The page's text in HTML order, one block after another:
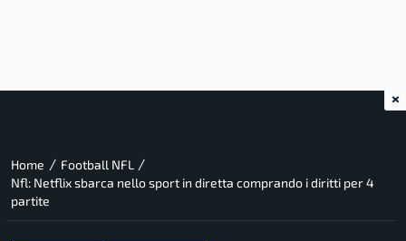
Home / Football NFL /
Nfl: Netflix sbarca nello sport in diretta comprando i diritti per 4
partite
×